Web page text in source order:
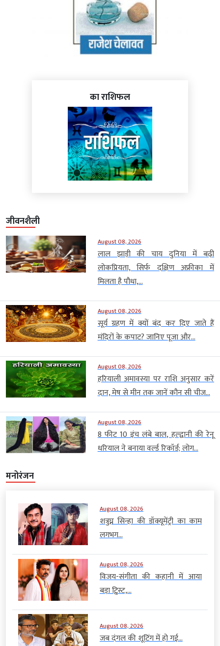
का राशिफल
जीवनशैली
August 08, 2026
लाल झाड़ी की चाय दुनिया में बढ़ी
लोकप्रियता, सिर्फ दक्षिण अफ्रीका में
मिलता है पौधा,...
August 08, 2026
सूर्य ग्रहण में क्यों बंद कर दिए जाते हैं
मंदिरों के कपाट? जानिए पूजा और...
August 08, 2026
हरियाली अमावस्या पर राशि अनुसार करें
दान, मेष से मीन तक जानें कौन सी चीज...
August 08, 2026
8 फीट 10 इंच लंबे बाल, हल्द्वानी की रेनू
धरियाल ने बनाया वर्ल्ड रिकॉर्ड; लोग...
मनोरंजन
August 08, 2026
शत्रुघ्न सिन्हा की डॉक्यूमेंट्री का काम
लगभग...
August 08, 2026
विजय-संगीता की कहानी में आया
बड़ा ट्विस्ट,...
August 08, 2026
जब दंगल की शूटिंग में हो गई...